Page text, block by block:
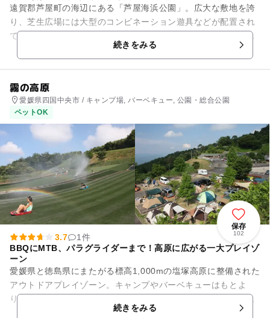
遠賀郡芦屋町の海辺にある「芦屋海浜公園」。広大な敷地を誇
り、芝生広場には大型のコンビネーション遊具などが配置され
ています。遠足やさまざまなイベントが実施される場でもあ
り、日々多くのファミリーなど...
続きをみる
霧の高原
愛媛県四国中央市 / キャンプ場, バーベキュー, 公園・総合公園
ペットOK
保存
102
3.7
1件
BBQにMTB、パラグライダーまで！高原に広がる一大プレイゾ
ーン
愛媛県と徳島県にまたがる標高1,000mの塩塚高原に整備された
アウトドアプレイゾーン。キャンプやバーベキューはもとよ
り、マウンテンバイクやパラグライダーといったアクティビテ
ィを満喫できます。バー...続きをみる